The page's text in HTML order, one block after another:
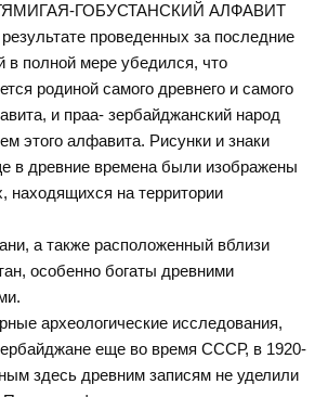
ГОБУСТАНСКИЙ АЛФАВИТ
проведенных за последние
в полной мере убедился, что
родиной самого древнего и самого
и праа- зербайджанский народ
этого алфавита. Рисунки и знаки
в древние времена были изображены
находящихся на территории
а также расположенный вблизи
особенно богаты древними
археологические исследования,
еще во время СССР, в 1920-
здесь древним записям не уделили